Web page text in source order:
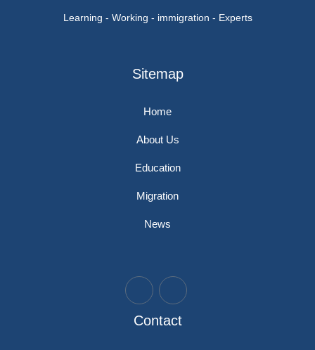
Learning - Working - immigration - Experts
Sitemap
Home
About Us
Education
Migration
News
Contact